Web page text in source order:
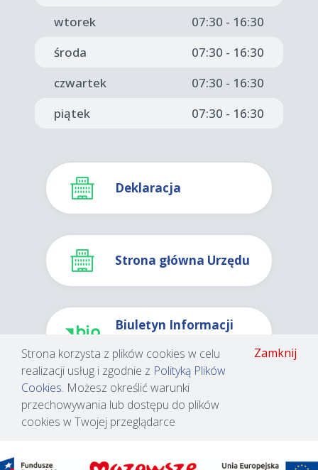
wtorek
07:30 - 16:30
środa
07:30 - 16:30
czwartek
07:30 - 16:30
piątek
07:30 - 16:30
Deklaracja
Strona główna Urzędu
Biuletyn Informacji
© 2026 Urząd Miejski w
Radomiu
Wykonanie:
o.o.
aplikacja: 1.4.2.0
Strona korzysta z plików cookies w celu
realizacji usług i zgodnie z Polityką Plików
Cookies. Możesz określić warunki
przechowywania lub dostępu do plików
cookies w Twojej przeglądarce
Zamknij